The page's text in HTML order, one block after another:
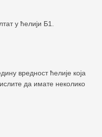
у ћелији Б1.
вредност ћелије која
да имате неколико